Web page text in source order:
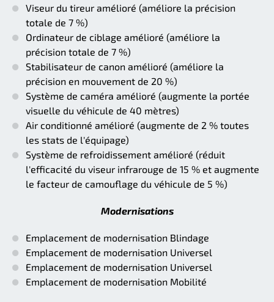
Viseur du tireur amélioré (améliore la précision
totale de 7 %)
Ordinateur de ciblage amélioré (améliore la
précision totale de 7 %)
Stabilisateur de canon amélioré (améliore la
précision en mouvement de 20 %)
Système de caméra amélioré (augmente la portée
visuelle du véhicule de 40 mètres)
Air conditionné amélioré (augmente de 2 % toutes
les stats de l'équipage)
Système de refroidissement amélioré (réduit
l'efficacité du viseur infrarouge de 15 % et augmente
le facteur de camouflage du véhicule de 5 %)
Modernisations
Emplacement de modernisation Blindage
Emplacement de modernisation Universel
Emplacement de modernisation Universel
Emplacement de modernisation Mobilité